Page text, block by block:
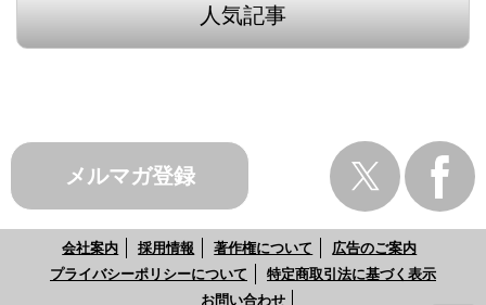
人気記事
メルマガ登録
会社案内 採用情報 著作権について
広告のご案内
プライバシーポリシーについて
特定商取引法に基づく表示
お問い合わせ